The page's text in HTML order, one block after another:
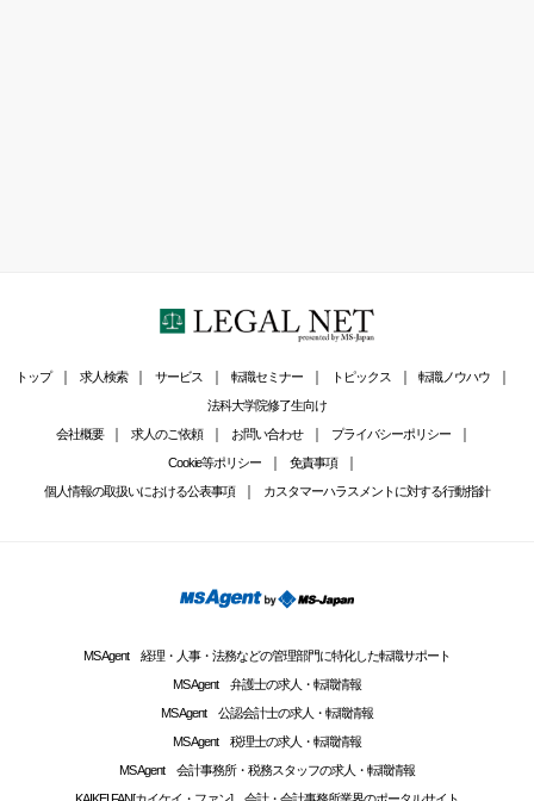
トップ 求人検索 サービス 転職セミナー トピックス
転職ノウハウ
法科大学院修了生向け
会社概要
求人のご依頼 お問い合わせ
プライバシーポリシー
Cookie等ポリシー
免責事項
個人情報の取扱いにおける公表事項
カスタマーハラスメントに対する行動指針
MS Agent 経理・人事・法務などの管理部門に特化した転職サポート
MS Agent 弁護士の求人・転職情報
MS Agent 公認会計士の求人・転職情報
MS Agent 税理士の求人・転職情報
MS Agent 会計事務所・税務スタッフの求人・転職情報